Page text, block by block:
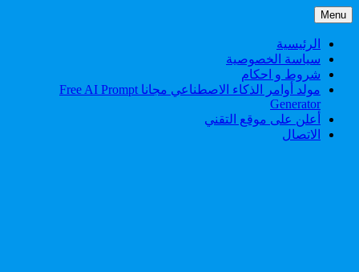
Skip
to
content
Menu
الرئيسية
سياسة الخصوصية
شروط و احكام
مولد أوامر الذكاء الاصطناعي مجانا Free AI Prompt
Generator
أعلن على موقع التقني
الاتصال